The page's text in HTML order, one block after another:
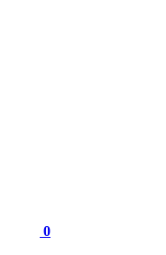
0